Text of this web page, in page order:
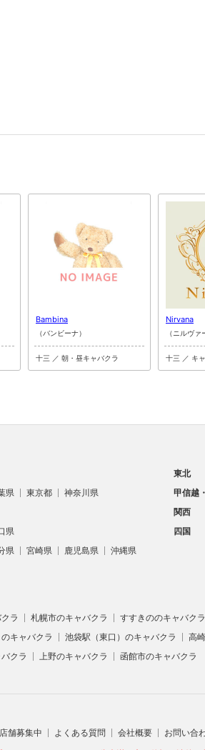
Bambina
（バンビーナ）
十三 ／ 朝・昼キャバクラ
Nirvana
（ニルヴァ
十三 ／ キ
東北
県 東京都 神奈川県 甲信越
関西
県 四国
県 宮崎県 鹿児島県 沖縄県
ラ 札幌市のキャバクラ すすきののキャバクラ
キャバクラ 池袋駅（東口）のキャバクラ 高
クラ 上野のキャバクラ 函館市のキャバクラ
舗募集中 よくある質問 会社概要
お問い合